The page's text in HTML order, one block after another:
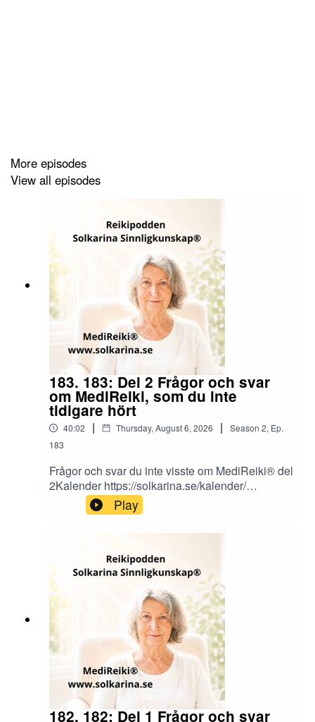
https://www.youtube.com/user/sinnligkunskap/videos
More episodes
View all episodes
183. 183: Del 2 Frågor och svar
om MediReiki, som du inte
tidigare hört
40:02 | Thursday, August 6, 2026 | Season 2, Ep.
183
Frågor och svar du inte visste om MediReiki® del
2Kalender https://solkarina.se/kalender/
Solkarina Sinnligkunskap® //Swish för donation
123 007 90
61http://www.medireiki.sehttp://www.solkarina.se
kursgårdInstagram:
http://www.instagram.com/iamsolkarina.seFaceb
ook: https://www.facebook.com/profile.php?
id=61573215027349Youtube:
https://www.youtube.com/@solkarinaKalender:htt
ps://solkarina.se/kalender/."Läkning är inte att
glömma det som hänt, utan att minnas det utan
att det gör ont"."Läkning är att få insikter om
denna värld och det som finns bortomför"
Play
182. 182: Del 1 Frågor och svar